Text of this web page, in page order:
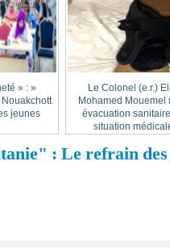
Le Colonel (e.r.)
Mohamed Mouemel
évacuation
situation
» :
jeunes
: Le refrain des